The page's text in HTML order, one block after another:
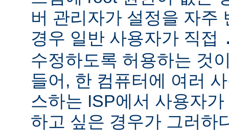
버 관리자가 설정을 자주
경우 일반 사용자가 직접
수정하도록 허용하는 것
들어, 한 컴퓨터에 여러
스하는 ISP에서 사용자
하고 싶은 경우가 그러하